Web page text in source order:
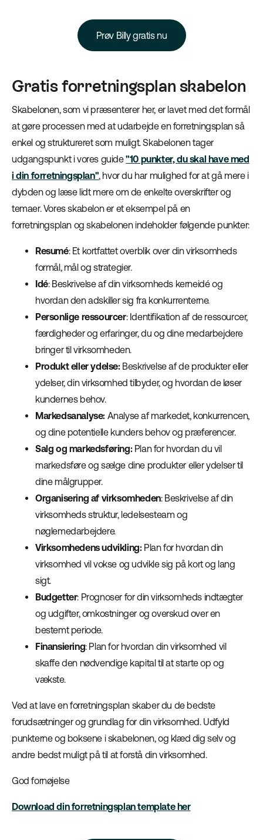
Prøv Billy gratis nu
Gratis forretningsplan skabelon
Skabelonen, som vi præsenterer her, er lavet med det formål
at gøre processen med at udarbejde en forretningsplan så
enkel og struktureret som muligt. Skabelonen tager
udgangspunkt i vores guide"10 punkter, du skal have med
i din forretningsplan", hvor du har mulighed for at gå mere i
dybden og læse lidt mere om de enkelte overskrifter og
temaer. Vores skabelon er et eksempel på en
forretningsplan og skabelonen indeholder følgende punkter:
Resumé: Et kortfattet overblik over din virksomheds
formål, mål og strategier.
Idé: Beskrivelse af din virksomheds kerneidé og
hvordan den adskiller sig fra konkurrenterne.
Personlige ressourcer: Identifikation af de ressourcer,
færdigheder og erfaringer, du og dine medarbejdere
bringer til virksomheden.
Produkt eller ydelse: Beskrivelse af de produkter eller
ydelser, din virksomhed tilbyder, og hvordan de løser
kundernes behov.
Markedsanalyse: Analyse af markedet, konkurrencen,
og dine potentielle kunders behov og præferencer.
Salg og markedsføring: Plan for hvordan du vil
markedsføre og sælge dine produkter eller ydelser til
dine målgrupper.
Organisering af virksomheden: Beskrivelse af din
virksomheds struktur, ledelsesteam og
nøglemedarbejdere.
Virksomhedens udvikling: Plan for hvordan din
virksomhed vil vokse og udvikle sig på kort og lang
sigt.
Budgetter: Prognoser for din virksomheds indtægter
og udgifter, omkostninger og overskud over en
bestemt periode.
Finansiering: Plan for hvordan din virksomhed vil
skaffe den nødvendige kapital til at starte op og
vækste.
Ved at lave en forretningsplan skaber du de bedste
forudsætninger og grundlag for din virksomhed. Udfyld
punkterne og boksene i skabelonen, og klæd dig selv og
andre bedst muligt på til at forstå din virksomhed.
God fornøjelse
Download din forretningsplan template her